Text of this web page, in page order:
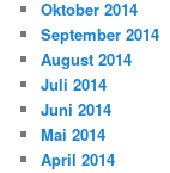
Oktober 2014
September 2014
August 2014
Juli 2014
Juni 2014
Mai 2014
April 2014